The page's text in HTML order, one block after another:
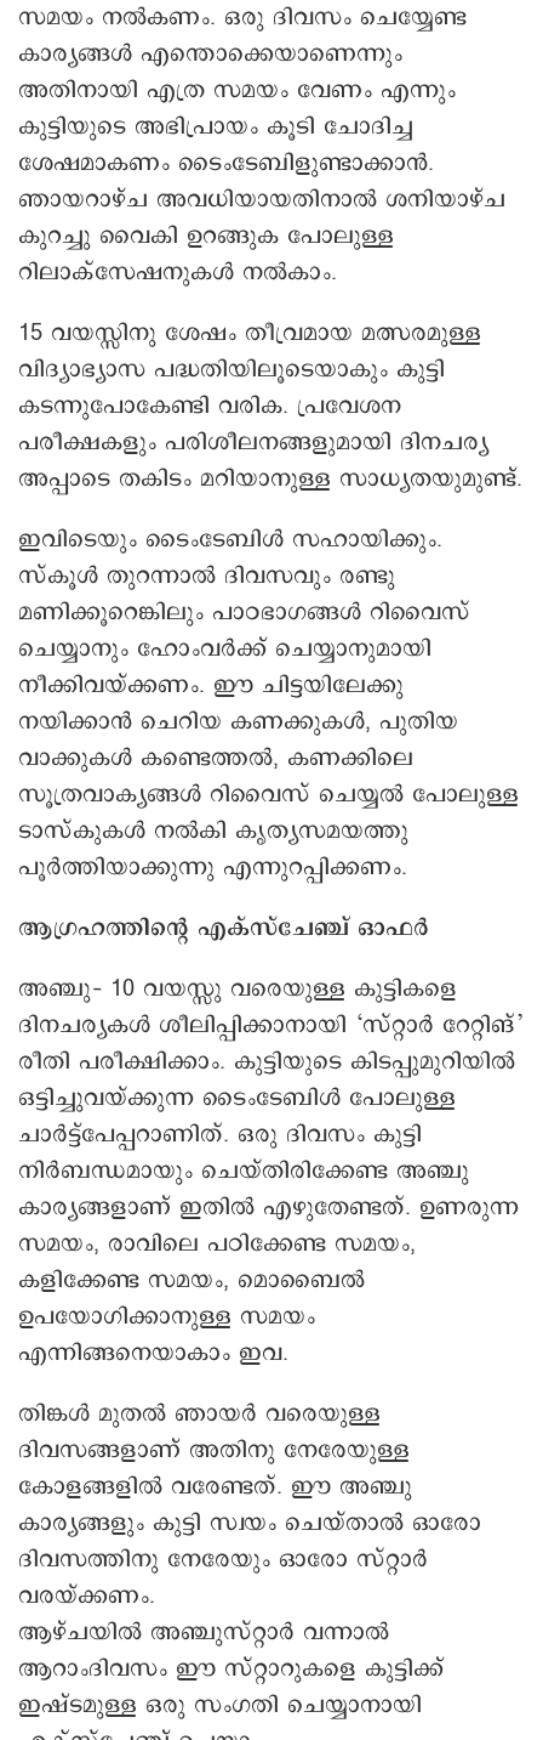
സമയം നൽകണം. ഒരു ദിവസം ചെയ്യേണ്ട
കാര്യങ്ങൾ എന്തൊക്കെയാണെന്നും
അതിനായി എത്ര സമയം വേണം എന്നും
കുട്ടിയുടെ അഭിപ്രായം കൂടി ചോദിച്ച
ശേഷമാകണം ടൈംടേബിളുണ്ടാക്കാൻ.
ഞായറാഴ്ച അവധിയായതിനാൽ ശനിയാഴ്ച
കുറച്ചു വൈകി ഉറങ്ങുക പോലുള്ള
റിലാക്സേഷനുകൾ നൽകാം.
15 വയസ്സിനു ശേഷം തീവ്രമായ മത്സരമുള്ള
വിദ്യാഭ്യാസ പദ്ധതിയിലൂടെയാകും കുട്ടി
കടന്നുപോകേണ്ടി വരിക. പ്രവേശന
പരീക്ഷകളും പരിശീലനങ്ങളുമായി ദിനചര്യ
അപ്പാടെ തകിടം മറിയാനുള്ള സാധ്യതയുമുണ്ട്.
ഇവിടെയും ടൈംടേബിൾ സഹായിക്കും.
സ്കൂൾ തുറന്നാൽ ദിവസവും രണ്ടു
മണിക്കൂറെങ്കിലും പാഠഭാഗങ്ങൾ റിവൈസ്
ചെയ്യാനും ഹോംവർക്ക് ചെയ്യാനുമായി
നീക്കിവയ്ക്കണം. ഈ ചിട്ടയിലേക്കു
നയിക്കാൻ ചെറിയ കണക്കുകൾ, പുതിയ
വാക്കുകൾ കണ്ടെത്തൽ, കണക്കിലെ
സൂത്രവാക്യങ്ങൾ റിവൈസ് ചെയ്യൽ പോലുള്ള
ടാസ്കുകൾ നൽകി കൃത്യസമയത്തു
പൂർത്തിയാക്കുന്നു എന്നുറപ്പിക്കണം.
ആഗ്രഹത്തിന്റെ എക്സ്ചേഞ്ച് ഓഫർ
അഞ്ചു– 10 വയസ്സു വരെയുള്ള കുട്ടികളെ
ദിനചര്യകൾ ശീലിപ്പിക്കാനായി ‘സ്റ്റാർ റേറ്റിങ്’
രീതി പരീക്ഷിക്കാം. കുട്ടിയുടെ കിടപ്പുമുറിയിൽ
ഒട്ടിച്ചുവയ്ക്കുന്ന ടൈംടേബിൾ പോലുള്ള
ചാർട്ട്പേപ്പറാണിത്. ഒരു ദിവസം കുട്ടി
നിർബന്ധമായും ചെയ്തിരിക്കേണ്ട അഞ്ചു
കാര്യങ്ങളാണ് ഇതിൽ എഴുതേണ്ടത്. ഉണരുന്ന
സമയം, രാവിലെ പഠിക്കേണ്ട സമയം,
കളിക്കേണ്ട സമയം, മൊബൈൽ
ഉപയോഗിക്കാനുള്ള സമയം
എന്നിങ്ങനെയാകാം ഇവ.
തിങ്കൾ മുതൽ ഞായർ വരെയുള്ള
ദിവസങ്ങളാണ് അതിനു നേരേയുള്ള
കോളങ്ങളിൽ വരേണ്ടത്. ഈ അഞ്ചു
കാര്യങ്ങളും കുട്ടി സ്വയം ചെയ്താൽ ഓരോ
ദിവസത്തിനു നേരേയും ഓരോ സ്റ്റാർ
വരയ്ക്കണം.
ആഴ്ചയിൽ അഞ്ചുസ്റ്റാർ വന്നാൽ
ആറാംദിവസം ഈ സ്റ്റാറുകളെ കുട്ടിക്ക്
ഇഷ്ടമുള്ള ഒരു സംഗതി ചെയ്യാനായി